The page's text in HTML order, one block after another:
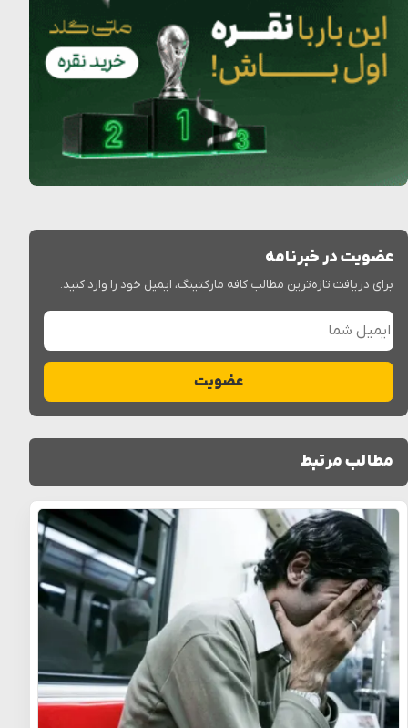
عضویت در خبرنامه
برای دریافت تازه‌ترین مطالب کافه مارکتینگ، ایمیل خود را وارد کنید.
ایمیل شما
عضویت
مطالب مرتبط